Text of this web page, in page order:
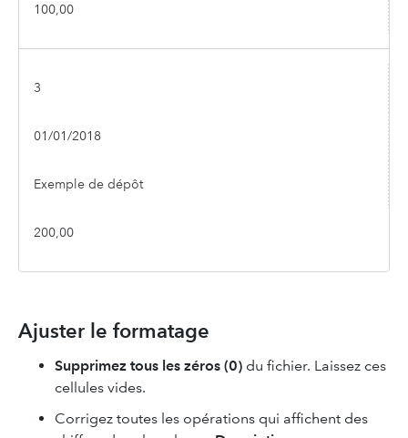
100,00
3
01/01/2018
Exemple de dépôt
200,00
Ajuster le formatage
Supprimez tous les zéros (0) du fichier. Laissez ces
cellules vides.
Corrigez toutes les opérations qui affichent des